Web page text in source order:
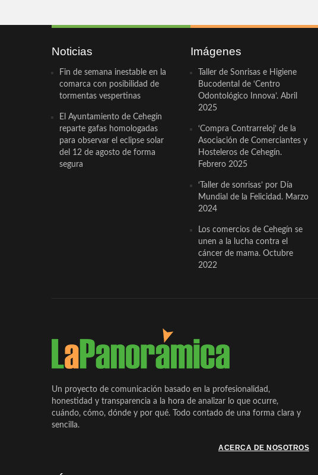
Noticias
Fin de semana inestable en la
comarca con posibilidad de
tormentas vespertinas
El Ayuntamiento de Cehegín
reparte gafas homologadas
para observar el eclipse solar
del 12 de agosto de forma
segura
Imágenes
Taller de Sonrisas e Higiene
Bucodental de ‘Centro
Odontológico Innova’. Abril
2025
‘Compra Contrarreloj’ de la
Asociación de Comerciantes y
Hosteleros de Cehegín.
Febrero 2025
‘Taller de sonrisas’ por Día
Mundial de la Felicidad. Marzo
2024
Los comercios de Cehegín se
unen a la lucha contra el
cáncer de mama. Octubre
2022
Un proyecto de comunicación basado en la profesionalidad,
honestidad y transparencia a la hora de analizar lo que ocurre,
cuándo, cómo, dónde y por qué. Todo contado de una forma clara y
sencilla.
ACERCA DE NOSOTROS